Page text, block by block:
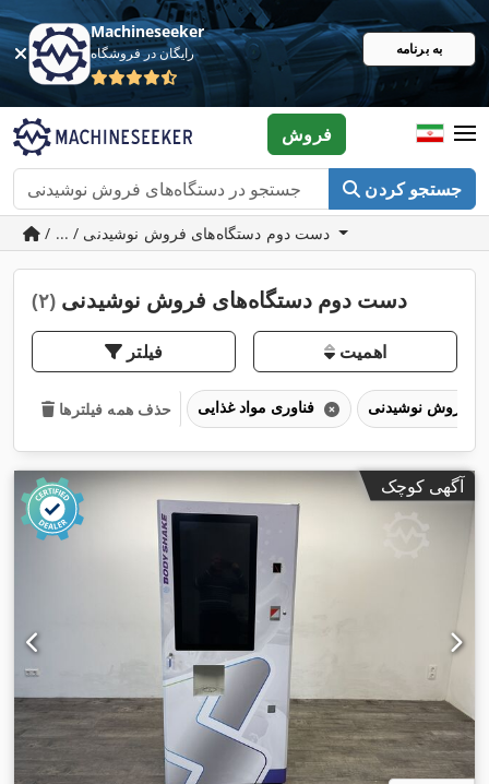
Machineseeker
رایگان در فروشگاه به برنامه
جستجو کردن
فروش
دست دوم دستگاه‌های فروش نوشیدنی (۲)
فیلتر اهمیت
حذف همه فیلترها
آگهی کوچک